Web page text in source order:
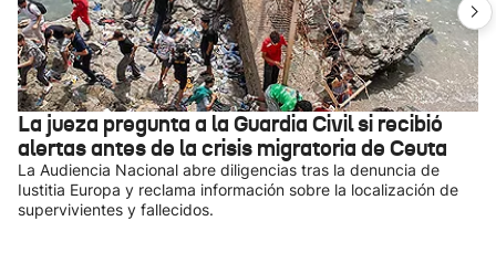
La jueza pregunta a la Guardia Civil si recibió
alertas antes de la crisis migratoria de Ceuta
La Audiencia Nacional abre diligencias tras la denuncia de
Iustitia Europa y reclama información sobre la localización de
supervivientes y fallecidos.